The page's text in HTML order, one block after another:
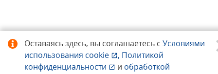
Оставаясь здесь, вы соглашаетесь с Условиями
использования cookie , Политикой
конфиденциальности
и обработкой